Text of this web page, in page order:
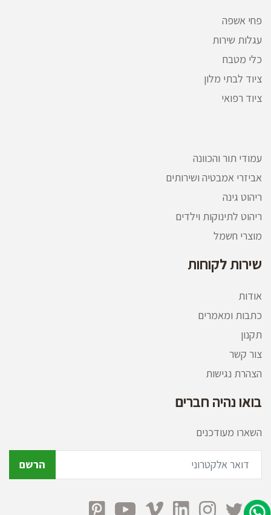
למסורבלת עוד יותר. עגלות נירוסטה לא יכבידו עליכם
עגלת הנירוסטה
הנירוסטה לא מחלידה ולא עוברת קורוזיה, והיא מחזיקה
שנים ארוכות. לכן אפשר להשתמש בעגלות נירוסטה
למגוון גדול של פעילויות מבלי חשש לפגוע בעגלה.
נירוסטה היא חומר שימושי מאוד, ולכן עבודות נירוסטה
מפתיע לגלות כמה עגלות נירוסטה הן נפוצות, וכמה
בתי עסק בוחרים ליהנות מהנוחיות שהן מספקות. רכשו
גם אתם עגלות נירוסטה ותוכלו ליהנות מעגלות נוחות,
עמידות וחזקות.
פחי אשפה
עגלות שירות
כלי מטבח
ציוד לבתי מלון
ציוד רפואי
עמודי תור והכוונה
אביזרי אמבטיה ושירותים
ריהוט גינה
ריהוט לתינוקות וילדים
מוצרי חשמל
שירות לקוחות
אודות
כתבות ומאמרים
תקנון
צור קשר
הצהרת נגישות
בואו נהיה חברים
השארו מעודכנים
הרשם